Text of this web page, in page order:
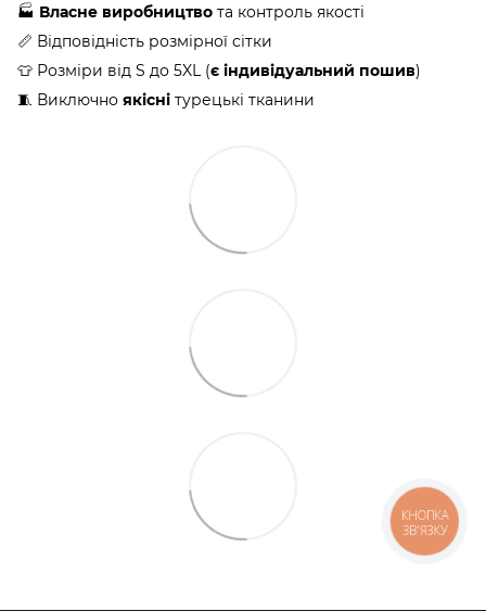
🏭 Власне виробництво та контроль якості
📏 Відповідність розмірної сітки
👕 Розміри від S до 5XL (є індивідуальний пошив)
🧵 Виключно якісні турецькі тканини
КНОПКА
ЗВ'ЯЗКУ